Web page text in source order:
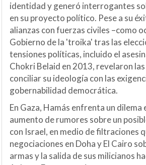
identidad y generó interrogantes
en su proyecto político. Pese a su
alianzas con fuerzas civiles –como
Gobierno de la 'troika' tras las
tensiones políticas, incluido el
Chokri Belaid en 2013, revelaron
conciliar su ideología con las
gobernabilidad democrática.
En Gaza, Hamás enfrenta un
aumento de rumores sobre un
con Israel, en medio de filtraciones
negociaciones en Doha y El Cairo
armas y la salida de sus milicianos